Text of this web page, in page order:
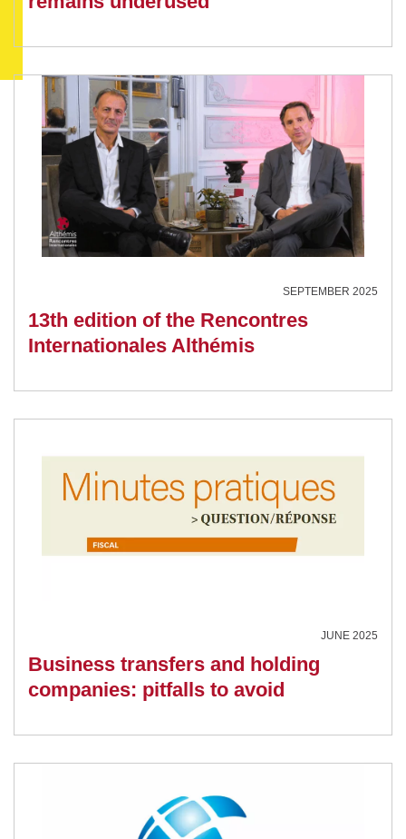
SEPTEMBER 2025
13th edition of the Rencontres
Internationales Althémis
JUNE 2025
Business transfers and holding
companies: pitfalls to avoid